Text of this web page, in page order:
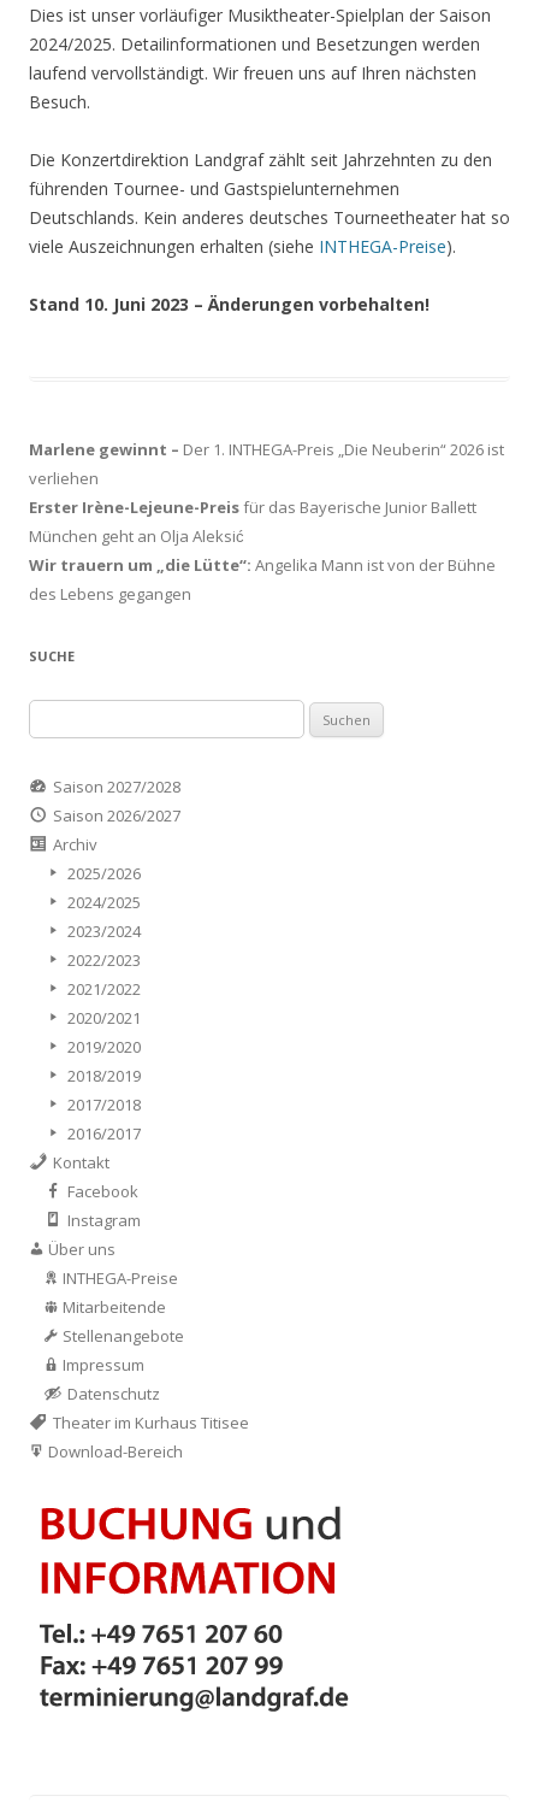
Dies ist unser vorläufiger Musiktheater-Spielplan der Saison
2024/2025. Detailinformationen und Besetzungen werden
laufend vervollständigt. Wir freuen uns auf Ihren nächsten
Besuch.
Die Konzertdirektion Landgraf zählt seit Jahrzehnten zu den
führenden Tournee- und Gastspielunternehmen
Deutschlands. Kein anderes deutsches Tourneetheater hat so
viele Auszeichnungen erhalten (siehe INTHEGA-Preise).
Stand 10. Juni 2023 – Änderungen vorbehalten!
Marlene gewinnt – Der 1. INTHEGA-Preis „Die Neuberin“ 2026 ist
verliehen
Erster Irène-Lejeune-Preisfür das Bayerische Junior Ballett
München geht an Olja Aleksić
Wir trauern um „die Lütte“: Angelika Mann ist von der Bühne
des Lebens gegangen
SUCHE
nach:
Saison 2027/2028
Saison 2026/2027
Archiv
2025/2026
2024/2025
2023/2024
2022/2023
2021/2022
2020/2021
2019/2020
2018/2019
2017/2018
2016/2017
Kontakt
Facebook
Instagram
Über uns
INTHEGA-Preise
Mitarbeitende
Stellenangebote
Impressum
Datenschutz
Theater im Kurhaus Titisee
Download-Bereich